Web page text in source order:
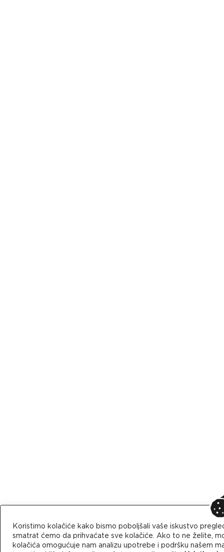
Koristimo kolačiće kako bismo poboljšali vaše iskustvo
smatrat ćemo da prihvaćate sve kolačiće. Ako to ne želite,
kolačića omogućuje nam analizu upotrebe i podršku našem